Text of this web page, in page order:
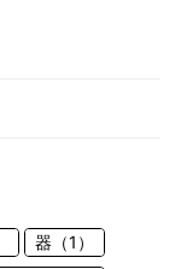
器（1）